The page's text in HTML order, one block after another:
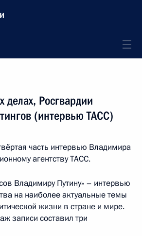
делах, Росгвардии
(интервью ТАСС)
часть интервью Владимира
агентству ТАСС.
Владимиру Путину» – интервью
на наиболее актуальные темы
жизни в стране и мире.
записи составил три